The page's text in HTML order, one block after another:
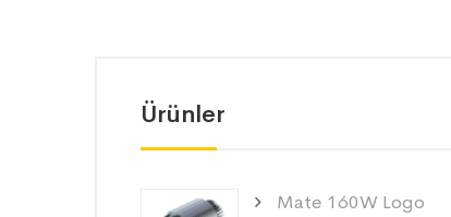
Ürünler
Mate 160W Logo